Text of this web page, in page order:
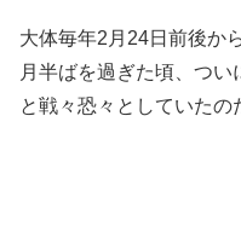
大体毎年2月24日前後か
月半ばを過ぎた頃、つい
と戦々恐々としていたの